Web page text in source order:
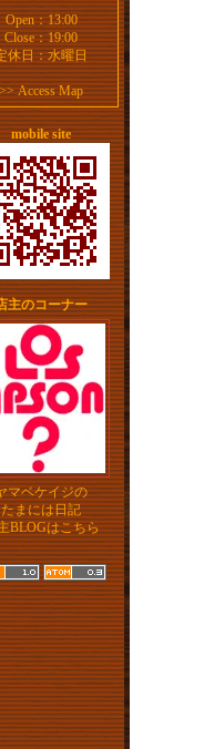
Open：13:00
Close：19:00
休日：水曜日
>>Access Map
mobile site
主のコーナー
マベケイジの
たまには日記
BLOGはこちら